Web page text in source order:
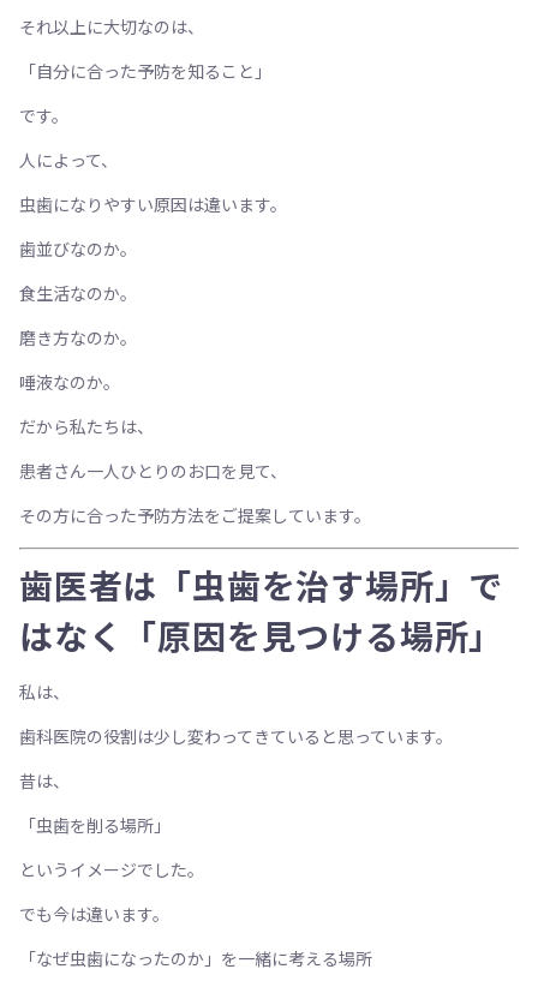
それ以上に大切なのは、
「自分に合った予防を知ること」
です。
人によって、
虫歯になりやすい原因は違います。
歯並びなのか。
食生活なのか。
磨き方なのか。
唾液なのか。
だから私たちは、
患者さん一人ひとりのお口を見て、
その方に合った予防方法をご提案しています。
歯医者は「虫歯を治す場所」で
はなく「原因を見つける場所」
私は、
歯科医院の役割は少し変わってきていると思っています。
昔は、
「虫歯を削る場所」
というイメージでした。
でも今は違います。
「なぜ虫歯になったのか」を一緒に考える場所